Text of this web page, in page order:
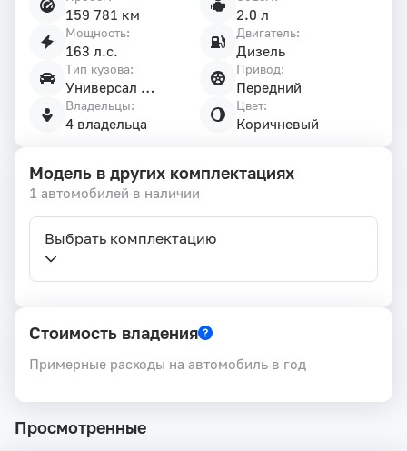
159 781 км 2.0 л
Мощность:
163 л.с.
Двигатель:
Дизель
Тип кузова:
Универсал 5 дв.
Привод:
Передний
Владельцы:
4 владельца
Цвет:
Коричневый
Модель в других комплектациях
1 автомобилей в наличии
Выбрать комплектацию
Стоимость владения
Примерные расходы на автомобиль в год
Просмотренные